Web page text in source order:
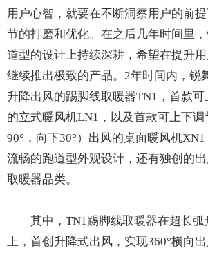
用户心智，就要在不断洞察用户的前
节的打磨和优化。在之后几年时间里
道型的设计上持续深耕，希望在提升用
继续推出极致的产品。2年时间内，锐
升降出风的踢脚线取暖器TN1，首款
的立式暖风机LN1，以及首款可上下调
90°，向下30°）出风的桌面暖风机
流畅的跑道型外观设计，还有独创的
取暖器品类。
其中，TN1踢脚线取暖器在超长
上，首创升降式出风，实现360°横向